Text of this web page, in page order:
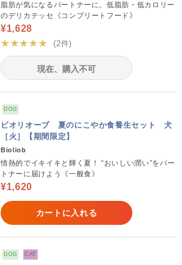
脂肪が気になるパートナーに。低脂肪・低カロリー
のデリカテッセ《コンプリートフード》
¥1,628
★★★★★
(2件)
現在、購入不可
DOG
ビオリオーブ 夏のにこやか食養生セット 犬
［火］【期間限定】
Bioliob
情熱的でイキイキと輝く夏！ “おいしい潤い”をパー
トナーに届けよう《一般食》
¥1,620
カートに入れる
DOG CAT